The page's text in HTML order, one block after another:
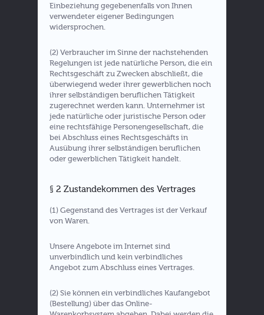
Einbeziehung gegebenenfalls von Ihnen
verwendeter eigener Bedingungen
widersprochen.
(2) Verbraucher im Sinne der nachstehenden
Regelungen ist jede natürliche Person, die ein
Rechtsgeschäft zu Zwecken abschließt, die
überwiegend weder ihrer gewerblichen noch
ihrer selbständigen beruflichen Tätigkeit
zugerechnet werden kann. Unternehmer ist
jede natürliche oder juristische Person oder
eine rechtsfähige Personengesellschaft, die
bei Abschluss eines Rechtsgeschäfts in
Ausübung ihrer selbständigen beruflichen
oder gewerblichen Tätigkeit handelt.
§ 2 Zustandekommen des Vertrages
(1) Gegenstand des Vertrages ist der Verkauf
von Waren.
Unsere Angebote im Internet sind
unverbindlich und kein verbindliches
Angebot zum Abschluss eines Vertrages.
(2) Sie können ein verbindliches Kaufangebot
(Bestellung) über das Online-